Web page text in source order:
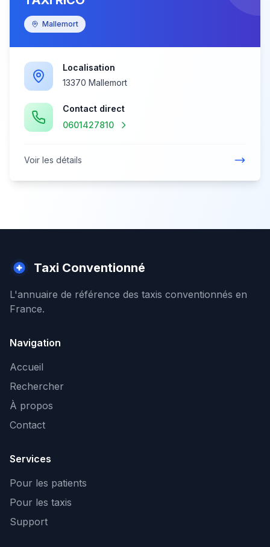
Mallemort
Localisation
13370 Mallemort
Contact direct
0601427810
Voir les détails
Taxi Conventionné
L'annuaire de référence des taxis conventionnés en
France.
Navigation
Accueil
Rechercher
À propos
Contact
Services
Pour les patients
Pour les taxis
Support